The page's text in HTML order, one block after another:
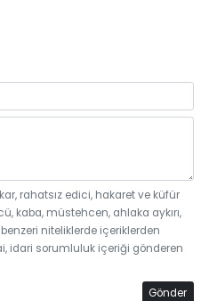
rahatsız edici, hakaret ve küfür
kaba, müstehcen, ahlaka aykırı,
niteliklerde içeriklerden
idari sorumluluk içeriği gönderen
Gönder